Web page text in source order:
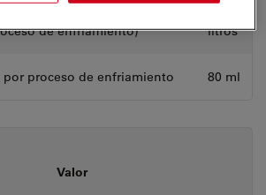
de enfriamiento)
litros
por proceso de enfriamiento 80 ml
Valor